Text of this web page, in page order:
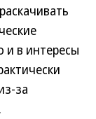
и в интересы
за